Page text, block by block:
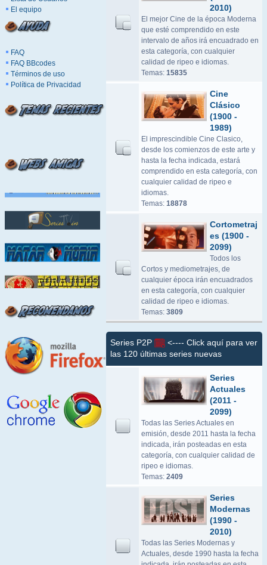
El equipo
FAQ
FAQ BBcodes
Términos de uso
Política de Privacidad
2010)
El mejor Cine de la época Moderna
que esté comprendido en este
intervalo de años irá encuadrado en
esta categoría, con cualquier
calidad de ripeo e idiomas.
Temas: 15835
Cine
Clásico
(1900 -
1989)
El imprescindible Cine Clasico,
desde los comienzos de este arte y
hasta la fecha indicada, estará
comprendido en esta categoría, con
cualquier calidad de ripeo e
idiomas.
Temas: 18878
Cortometraj
es (1900 -
2099)
Todos los
Cortos y mediometrajes, de
cualquier época irán encuadrados
en esta categoría, con cualquier
calidad de ripeo e idiomas.
Temas: 3809
Series P2P
<---- Click aquí para ver
las 120 últimas series nuevas
Series
Actuales
(2011 -
2099)
Todas las Series Actuales en
emisión, desde 2011 hasta la fecha
indicada, irán posteadas en esta
categoría, con cualquier calidad de
ripeo e idiomas.
Temas: 2409
Series
Modernas
(1990 -
2010)
Todas las Series Modernas y
Actuales, desde 1990 hasta la fecha